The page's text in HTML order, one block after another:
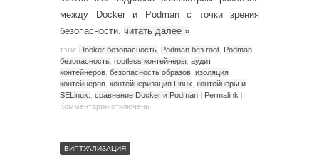
между Docker и Podman с точки зрения
безопасности. читать далее »
тэги: Docker безопасность Podman без root Podman
безопасность rootless контейнеры аудит
контейнеров безопасность образов изоляция
контейнеров контейнеризация Linux контейнеры и
SELinux.
сравнение Docker и Podman | Permalink |
Комментарии отключены
ВИРТУАЛИЗАЦИЯ